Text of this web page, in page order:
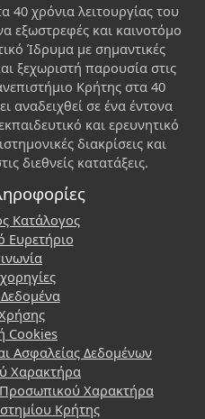
40 χρόνια λειτουργίας του
εξωστρεφές και καινοτόμο
Ίδρυμα με σημαντικές
ξεχωριστή παρουσία στις
Κρήτης στα 40
αναδειχθεί σε ένα έντονα
και ερευνητικό
διακρίσεις και
διεθνείς κατατάξεις.
Κατάλογος
Ευρετήριο
Cookies
Ασφαλείας Δεδομένων
Χαρακτήρα
Χαρακτήρα
Κρήτης